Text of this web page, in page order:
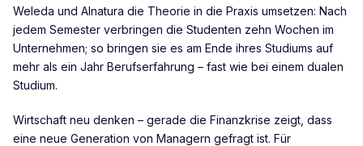
Weleda und Alnatura die Theorie in die Praxis umsetzen: Nach
jedem Semester verbringen die Studenten zehn Wochen im
Unternehmen; so bringen sie es am Ende ihres Studiums auf
mehr als ein Jahr Berufserfahrung – fast wie bei einem dualen
Studium.
Wirtschaft neu denken – gerade die Finanzkrise zeigt, dass
eine neue Generation von Managern gefragt ist. Für